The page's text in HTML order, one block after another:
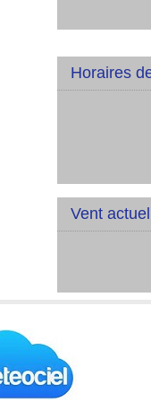
Horaires
Vent